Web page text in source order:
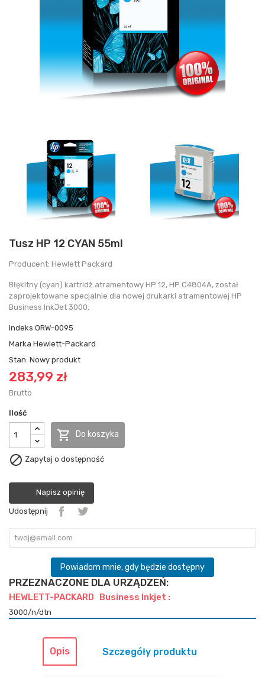
Tusz HP 12 CYAN 55ml
Producent: Hewlett Packard
Błękitny (cyan) kartridż atramentowy HP 12, HP C4804A, został
zaprojektowane specjalnie dla nowej drukarki atramentowej HP
Business InkJet 3000.
Indeks ORW-0095
Marka Hewlett-Packard
Stan: Nowy produkt
283,99 zł
Brutto
Ilość
 Do koszyka
 Zapytaj o dostępność
Napisz opinię
Udostępnij
Powiadom mnie, gdy będzie dostępny
PRZEZNACZONE DLA URZĄDZEŃ:
HEWLETT-PACKARD Business Inkjet :
3000/n/dtn
Opis Szczegóły produktu